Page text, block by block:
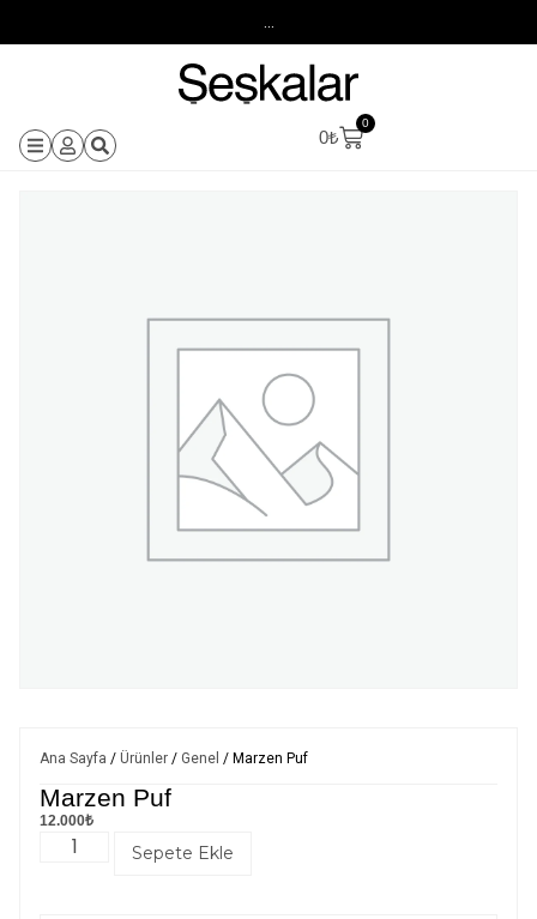
0₺
0
Ana Sayfa / Ürünler / Genel / Marzen Puf
Marzen Puf
12.000₺
Sepete Ekle